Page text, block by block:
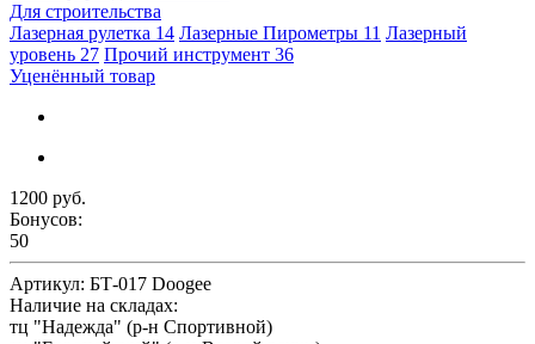
Для строительства
Лазерная рулетка 14 Лазерные Пирометры 11 Лазерный
уровень 27 Прочий инструмент 36
Уценённый товар
1200 руб.
Бонусов:
50
Артикул: БТ-017 Doogee
Наличие на складах:
тц "Надежда" (р-н Спортивной)